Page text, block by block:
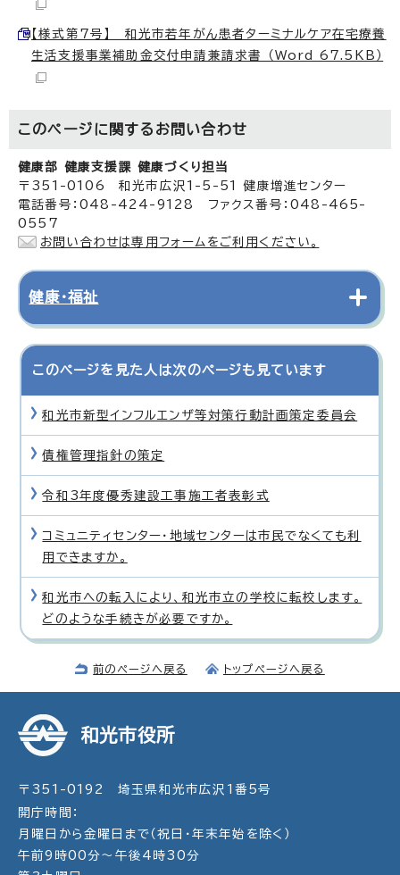
【様式第7号】 和光市若年がん患者ターミナルケア在宅療養
生活支援事業補助金交付申請兼請求書 （Word 67.5KB）
このページに関する お問い合わせ
健康部 健康支援課 健康づくり担当
〒351-0106 和光市広沢1-5-51 健康増進センター
電話番号：048-424-9128 ファクス番号：048-465-
0557
お問い合わせは専用フォームをご利用ください。
健康・福祉
このページを見た人は次のページも見ています
和光市新型インフルエンザ等対策行動計画策定委員会
債権管理指針の策定
令和3年度優秀建設工事施工者表彰式
コミュニティセンター・地域センターは市民でなくても利
用できますか。
和光市への転入により、和光市立の学校に転校します。
どのような手続きが必要ですか。
前のページへ戻る トップページへ戻る
和光市役所
〒351-0192 埼玉県和光市広沢1番5号
開庁時間：
月曜日から金曜日まで（祝日・年末年始を除く）
午前9時00分～午後4時30分